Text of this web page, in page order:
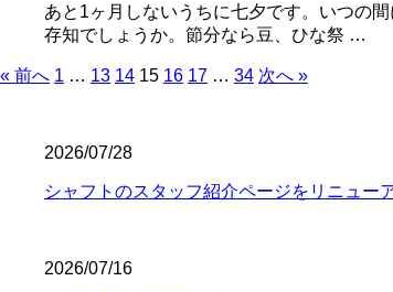
あと1ヶ月しないうちに七夕です。いつの
存知でしょうか。節分なら豆、ひな祭 …
« 前へ 1 … 13 14 15 16 17 … 34 次へ »
2026/07/28
シャフトのスタッフ紹介ページをリニュー
2026/07/16